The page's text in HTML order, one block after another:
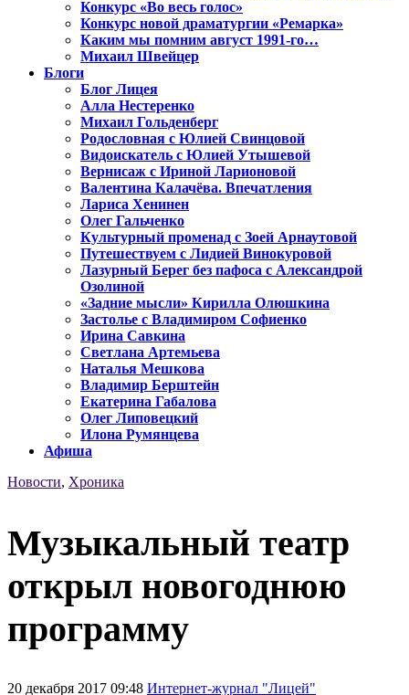
Конкурс «Во весь голос»
Конкурс новой драматургии «Ремарка»
Каким мы помним август 1991-го…
Михаил Швейцер
Блоги
Блог Лицея
Алла Нестеренко
Михаил Гольденберг
Родословная с Юлией Свинцовой
Видоискатель с Юлией Утышевой
Вернисаж с Ириной Ларионовой
Валентина Калачёва. Впечатления
Лариса Хенинен
Олег Гальченко
Культурный променад с Зоей Арнаутовой
Путешествуем с Лидией Винокуровой
Лазурный Берег без пафоса с Александрой
Озолиной
«Задние мысли» Кирилла Олюшкина
Застолье с Владимиром Софиенко
Ирина Савкина
Светлана Артемьева
Наталья Мешкова
Владимир Берштейн
Екатерина Габалова
Олег Липовецкий
Илона Румянцева
Афиша
Новости, Хроника
Музыкальный театр
открыл новогоднюю
программу
20 декабря 2017 09:48 Интернет-журнал "Лицей"